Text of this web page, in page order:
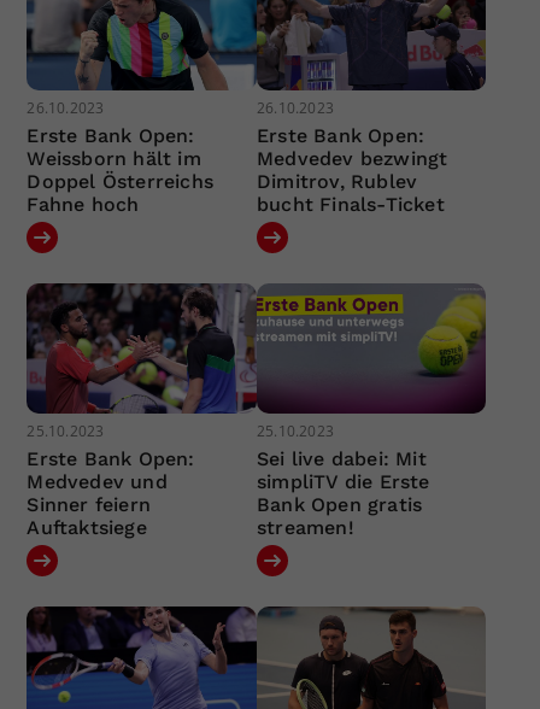
26.10.2023
Erste Bank Open:
Weissborn hält im
Doppel Österreichs
Fahne hoch
26.10.2023
Erste Bank Open:
Medvedev bezwingt
Dimitrov, Rublev
bucht Finals-Ticket
25.10.2023
Erste Bank Open:
Medvedev und
Sinner feiern
Auftaktsiege
25.10.2023
Sei live dabei: Mit
simpliTV die Erste
Bank Open gratis
streamen!